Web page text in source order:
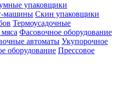
упаковщики
машины Скин упаковщики
Термоусадочные
Фасовочное оборудование
автоматы Укупорочное
оборудование Прессовое